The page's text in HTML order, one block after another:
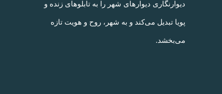
دیوارنگاری دیوارهای شهر را به تابلوهای زنده و
پویا تبدیل می‌کند و به شهر، روح و هویت تازه
می‌بخشد.